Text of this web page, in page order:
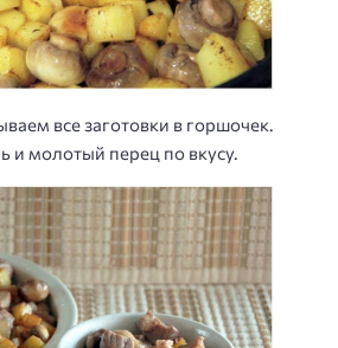
все заготовки в горшочек.
и молотый перец по вкусу.